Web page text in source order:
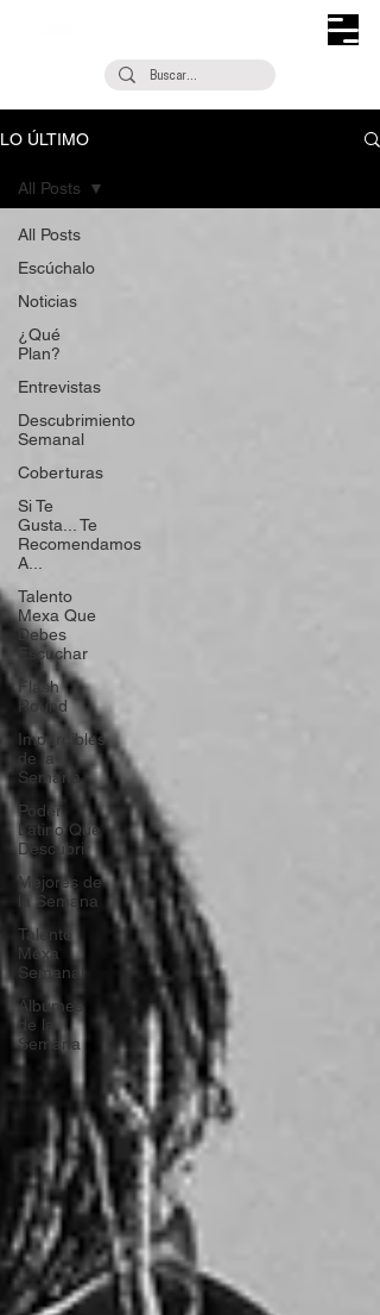
LO ÚLTIMO
All Posts
Escúchalo
Noticias
¿Qué
Plan?
Entrevistas
Descubrimiento
Semanal
Coberturas
Si Te
Gusta... Te
Recomendamos
A...
Talento
Mexa Que
Debes
Escuchar
Flash
Round
Imperdibles
de la
Semana
Poder
Latino Que
Descubrir
Mejores de
la Semana
Talento
Mexa
Semanal
Álbumes
de la
Semana
All Posts